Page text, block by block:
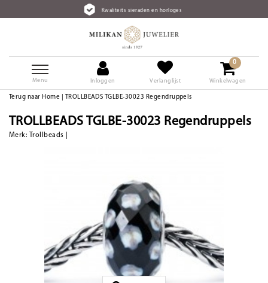
Kwaliteits sieraden en horloges
Menu Inloggen Verlanglijst
0
Winkelwagen
Terug naar Home TROLLBEADS TGLBE-30023 Regendruppels
TROLLBEADS TGLBE-30023 Regendruppels
Merk: Trollbeads